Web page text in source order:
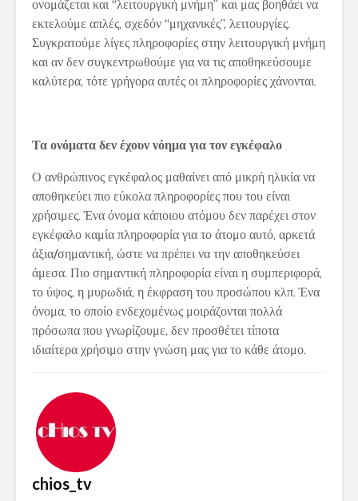
ονομάζεται και “λειτουργική μνήμη” και μας βοηθάει να
εκτελούμε απλές, σχεδόν “μηχανικές”, λειτουργίες.
Συγκρατούμε λίγες πληροφορίες στην λειτουργική μνήμη
και αν δεν συγκεντρωθούμε για να τις αποθηκεύσουμε
καλύτερα, τότε γρήγορα αυτές οι πληροφορίες χάνονται.
Τα ονόματα δεν έχουν νόημα για τον εγκέφαλο
Ο ανθρώπινος εγκέφαλος μαθαίνει από μικρή ηλικία να
αποθηκεύει πιο εύκολα πληροφορίες που του είναι
χρήσιμες. Ένα όνομα κάποιου ατόμου δεν παρέχει στον
εγκέφαλο καμία πληροφορία για το άτομο αυτό, αρκετά
άξια/σημαντική, ώστε να πρέπει να την αποθηκεύσει
άμεσα. Πιο σημαντική πληροφορία είναι η συμπεριφορά,
το ύψος, η μυρωδιά, η έκφραση του προσώπου κλπ. Ένα
όνομα, το οποίο ενδεχομένως μοιράζονται πολλά
πρόσωπα που γνωρίζουμε, δεν προσθέτει τίποτα
ιδιαίτερα χρήσιμο στην γνώση μας για το κάθε άτομο.
chios_tv